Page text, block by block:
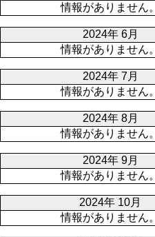
情報がありません。
2024年 6月
情報がありません。
2024年 7月
情報がありません。
2024年 8月
情報がありません。
2024年 9月
情報がありません。
2024年 10月
情報がありません。